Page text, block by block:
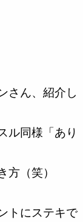
さん、紹介し
ル同様「あり
方（笑）
トにステキで